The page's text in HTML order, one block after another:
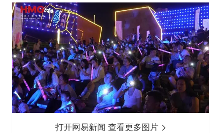
打开网易新闻 查看更多图片